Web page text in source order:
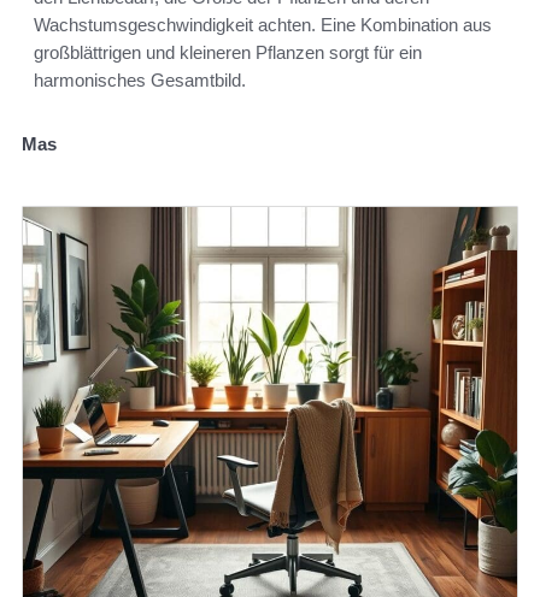
Wachstumsgeschwindigkeit achten. Eine Kombination aus
großblättrigen und kleineren Pflanzen sorgt für ein
harmonisches Gesamtbild.
Mas